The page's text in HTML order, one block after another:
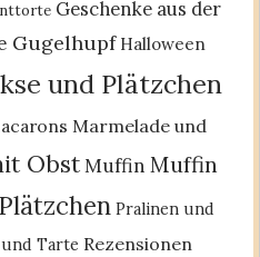
Geschenke aus der
Gugelhupf Halloween
und Plätzchen
Marmelade und
ObstMuffin Muffin
Plätzchen Pralinen und
Tarte Rezensionen